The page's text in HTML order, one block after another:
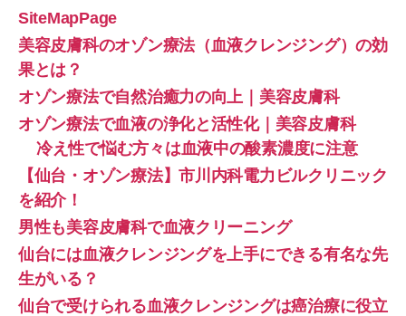
SiteMapPage
美容皮膚科のオゾン療法（血液クレンジング）の効
果とは？
オゾン療法で自然治癒力の向上｜美容皮膚科
オゾン療法で血液の浄化と活性化｜美容皮膚科
冷え性で悩む方々は血液中の酸素濃度に注意
【仙台・オゾン療法】市川内科電力ビルクリニック
を紹介！
男性も美容皮膚科で血液クリーニング
仙台には血液クレンジングを上手にできる有名な先
生がいる？
仙台で受けられる血液クレンジングは癌治療に役立